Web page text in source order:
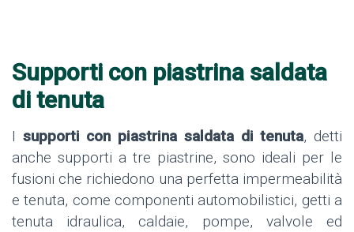
Supporti con piastrina saldata
di tenuta
I supporti con piastrina saldata di tenuta, detti
anche supporti a tre piastrine, sono ideali per le
fusioni che richiedono una perfetta impermeabilità
e tenuta, come componenti automobilistici, getti a
tenuta idraulica, caldaie, pompe, valvole ed